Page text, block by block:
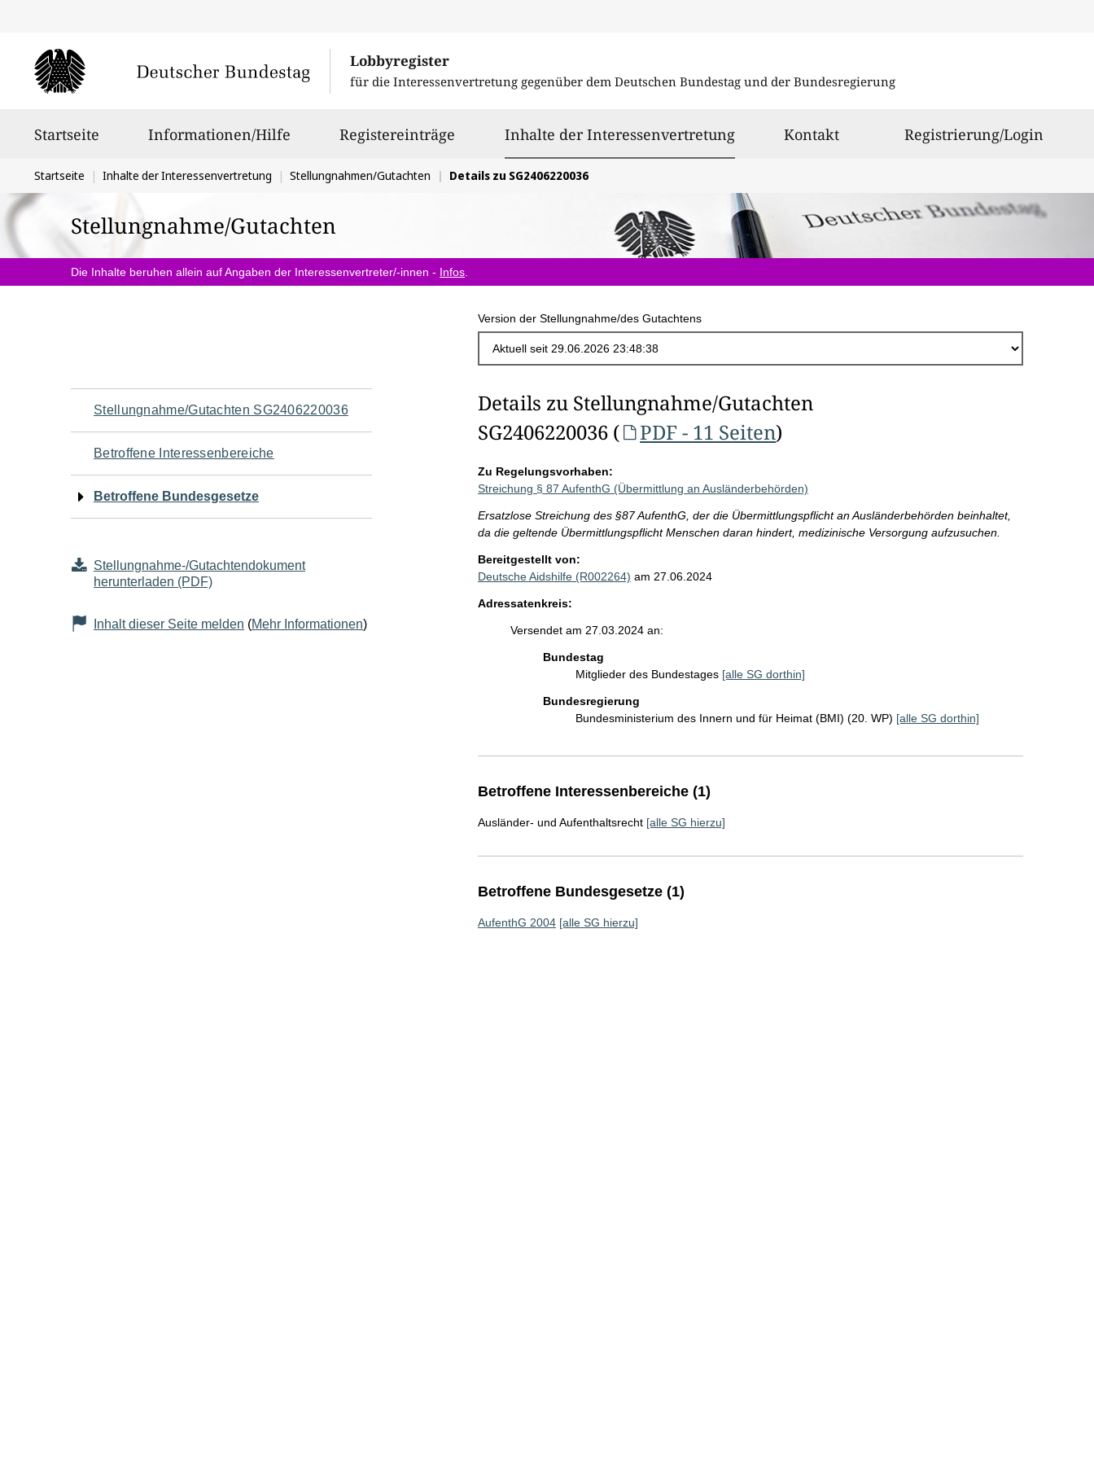
Lobbyregister
für die Interessenvertretung gegenüber dem Deutschen Bundestag und der Bundesregierung
Startseite Informationen/Hilfe Registereinträge Inhalte der Interessenvertretungausgewählt
Kontakt Registrierung/Login
Sie
befinden
sich
hier:
Startseite Inhalte der Interessenvertretung Stellungnahmen/Gutachten Details zu SG2406220036
Stellungnahme/Gutachten
Die Inhalte beruhen allein auf Angaben der Interessenvertreter/-innen - Infos
Version der Stellungnahme/des Gutachtens
Navigation
für
den
Seiteninhalt
Stellungnahme/Gutachten SG2406220036
Betroffene Interessenbereiche
Betroffene Bundesgesetze
Stellungnahme-/Gutachtendokument
herunterladen (PDF)
Inhalt dieser Seite melden (Mehr Informationen)
Details zu Stellungnahme/Gutachten
SG2406220036 (
PDF - 11 Seiten)
Zu Regelungsvorhaben:
Streichung § 87 AufenthG (Übermittlung an Ausländerbehörden)
Ersatzlose Streichung des §87 AufenthG, der die Übermittlungspflicht an Ausländerbehörden beinhaltet,
da die geltende Übermittlungspflicht Menschen daran hindert, medizinische Versorgung aufzusuchen.
Bereitgestellt von:
Deutsche Aidshilfe (R002264) am 27.06.2024
Adressatenkreis:
Versendet am 27.03.2024 an:
Bundestag
Mitglieder des Bundestages [alle SG dorthin]
Bundesregierung
Bundesministerium des Innern und für Heimat (BMI) (20. WP) [alle SG dorthin]
Betroffene Interessenbereiche (1)
Ausländer- und Aufenthaltsrecht [alle SG hierzu]
Betroffene Bundesgesetze (1)
AufenthG 2004 [alle SG hierzu]